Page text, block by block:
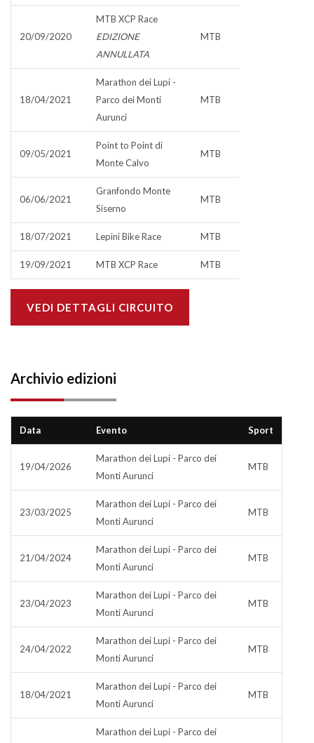
20/09/2020
MTB XCP Race
EDIZIONE
ANNULLATA
MTB
18/04/2021
Marathon dei Lupi -
Parco dei Monti
Aurunci
MTB
09/05/2021
Point to Point di
Monte Calvo
MTB
06/06/2021
Granfondo Monte
Siserno
MTB
18/07/2021 Lepini Bike Race MTB
19/09/2021 MTB XCP Race MTB
VEDI DETTAGLI CIRCUITO
Archivio edizioni
Data Evento Sport
19/04/2026
Marathon dei Lupi - Parco dei
Monti Aurunci
MTB
23/03/2025
Marathon dei Lupi - Parco dei
Monti Aurunci
MTB
21/04/2024
Marathon dei Lupi - Parco dei
Monti Aurunci
MTB
23/04/2023
Marathon dei Lupi - Parco dei
Monti Aurunci
MTB
24/04/2022
Marathon dei Lupi - Parco dei
Monti Aurunci
MTB
18/04/2021
Marathon dei Lupi - Parco dei
Monti Aurunci
MTB
Marathon dei Lupi - Parco dei